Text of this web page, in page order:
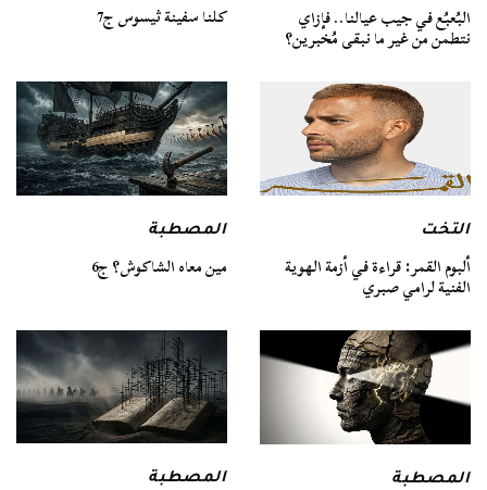
البُعبُع في جيب عيالنا.. فإزاي
نتطمن من غير ما نبقى مُخبرين؟
كلنا سفينة ثيسوس ج7
التخت
ألبوم القمر: قراءة في أزمة الهوية
الفنية لرامي صبري
المصطبة
مين معاه الشاكوش؟ ج6
المصطبة المصطبة